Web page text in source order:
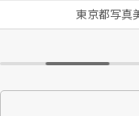
東京都写真